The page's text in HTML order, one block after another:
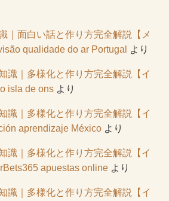
｜面白い話と作り方完全解説【メ
qualidade do ar Portugal より
識｜多様化と作り方完全解説【イ
isla de onsより
識｜多様化と作り方完全解説【イ
aprendizaje Méxicoより
識｜多様化と作り方完全解説【イ
apuestas onlineより
識｜多様化と作り方完全解説【イ